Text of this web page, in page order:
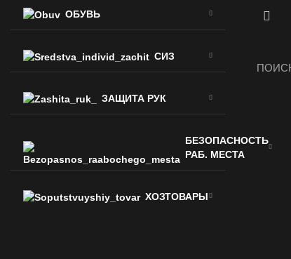
ОБУВЬ
СИЗ
ЗАЩИТА РУК
БЕЗОПАСНОСТЬ
РАБ. МЕСТА
ХОЗТОВАРЫ